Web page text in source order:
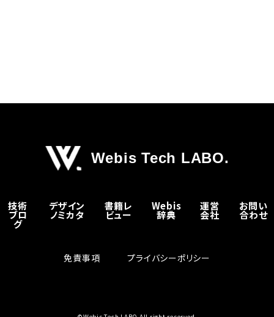
Webis Tech LABO.
技術
ブロ
グ
デザイン
ノミカタ
書籍レ
ビュー
Webis
辞典
運営
会社
お問い
合わせ
免責事項 プライバシーポリシー